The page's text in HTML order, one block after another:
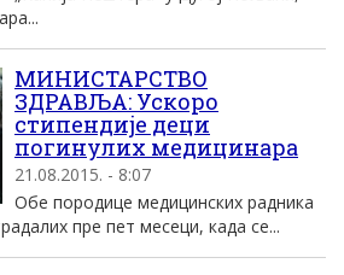
МИНИСТАРСТВО
ЗДРАВЉА: Ускоро
стипендије деци
погинулих медицинара
21.08.2015. - 8:07
Обе породице медицинских радника
пре пет месеци, када се...